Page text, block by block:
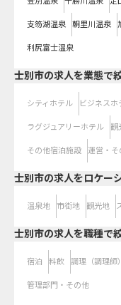
支笏湖温泉 朝里川温泉
利尻富士温泉
士別市の求人を業態で
シティホテル ビジネスホ
ラグジュアリーホテル 観
その他宿泊施設 運営・そ
士別市の求人をロケー
温泉地 市街地 観光地
士別市の求人を職種で
宿泊 料飲 調理（調理師）
管理部門・その他